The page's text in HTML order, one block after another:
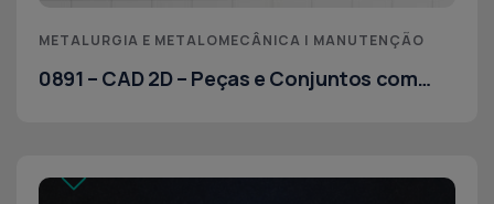
METALURGIA E METALOMECÂNICA | MANUTENÇÃO
0891 – CAD 2D – Peças e Conjuntos com